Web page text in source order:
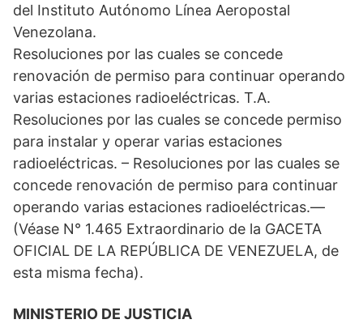
del Instituto Autónomo Línea Aeropostal
Venezolana.
Resoluciones por las cuales se concede
renovación de permiso para continuar operando
varias estaciones radioeléctricas. T.A.
Resoluciones por las cuales se concede permiso
para instalar y operar varias estaciones
radioeléctricas. – Resoluciones por las cuales se
concede renovación de permiso para continuar
operando varias estaciones radioeléctricas.—
(Véase N° 1.465 Extraordinario de la GACETA
OFICIAL DE LA REPÚBLICA DE VENEZUELA, de
esta misma fecha).
MINISTERIO DE JUSTICIA